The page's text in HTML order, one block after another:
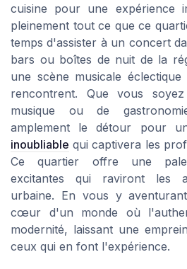
cuisine pour une expérience
pleinement tout ce que ce
temps d'assister à un concert
bars ou boîtes de nuit de la
une scène musicale
rencontrent. Que vous
musique ou de
amplement le détour pour
inoubliable qui captivera les
Ce quartier offre une
excitantes qui raviront les
urbaine. En vous y
cœur d'un monde où
modernité, laissant une
ceux qui en font l'expérience.